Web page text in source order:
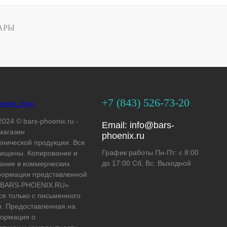
© bars-phoenix.ru -
продукции. Все
Копирование и
в коммерческих
представленной
PHOENIX.RU»
только с письменного
Предоставленная на
о
+7 (843) 526-73-20
Email: info@bars-
phoenix.ru
График работы Пн-Пт: с 8:00
до 17:00 Сб, Вс: Выходной